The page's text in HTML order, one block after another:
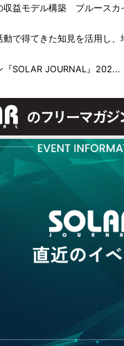
収益モデル構築 ブルースカ
動で得てきた知見を活用し、
『SOLAR JOURNAL』202...
について
運営会社・媒体一覧 For
ナショナルは持続可能な開発目標（SDGs）を支